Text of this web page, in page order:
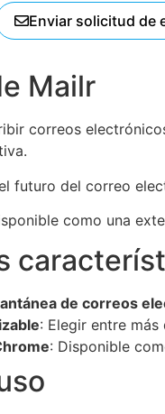
Enviar solicitud de
Mailr
correos
futuro del correo
como una
de correos
: Elegir entre
: Disponible